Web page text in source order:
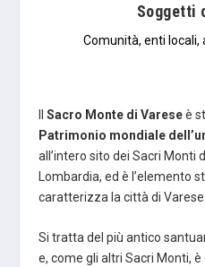
Soggetti
Comunità, enti locali,
Sacro Monte di Vareseè
Patrimonio mondiale
all’intero sito dei Sacri Monti
Lombardia, ed è l’elemento
caratterizza la città di Varese.
Si tratta del più antico
e, come gli altri Sacri Monti,